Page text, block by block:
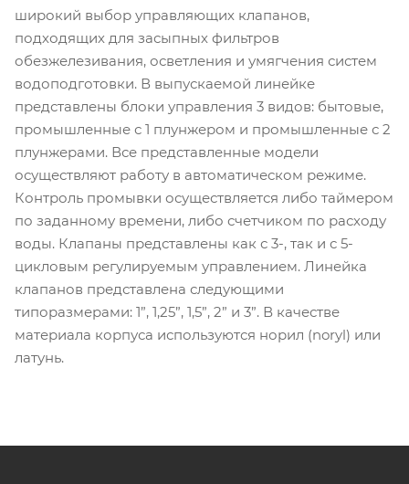
широкий выбор управляющих клапанов,
подходящих для засыпных фильтров
обезжелезивания, осветления и умягчения систем
водоподготовки. В выпускаемой линейке
представлены блоки управления 3 видов: бытовые,
промышленные с 1 плунжером и промышленные с 2
плунжерами. Все представленные модели
осуществляют работу в автоматическом режиме.
Контроль промывки осуществляется либо таймером
по заданному времени, либо счетчиком по расходу
воды. Клапаны представлены как с 3-, так и с 5-
цикловым регулируемым управлением. Линейка
клапанов представлена следующими
типоразмерами: 1”, 1,25”, 1,5”, 2” и 3”. В качестве
материала корпуса используются норил (noryl) или
латунь.